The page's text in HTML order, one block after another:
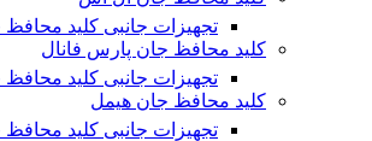
تجهیزات جانبی کلید
کلید محافظ جان پارس فانال
تجهیزات جانبی کلید
کلید محافظ جان هیمل
تجهیزات جانبی کلید